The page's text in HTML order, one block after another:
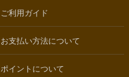
ご利用ガイド
お支払い方法について
ポイントについて